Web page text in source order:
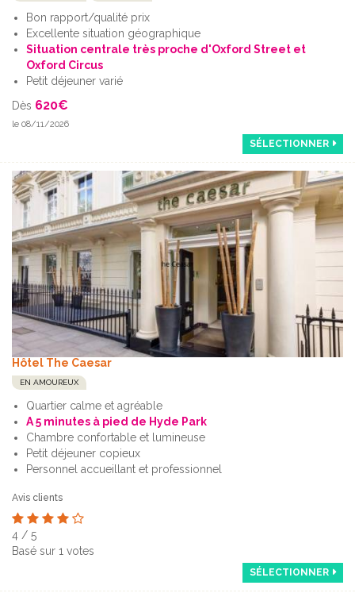
Bon rapport/qualité prix
Excellente situation géographique
Situation centrale très proche d'Oxford Street et
Oxford Circus
Petit déjeuner varié
Dès 620€
le 08/11/2026
SÉLECTIONNER
Hôtel The Caesar
EN AMOUREUX
Quartier calme et agréable
A 5 minutes à pied de Hyde Park
Chambre confortable et lumineuse
Petit déjeuner copieux
Personnel accueillant et professionnel
Avis clients
4 / 5
Basé sur 1 votes
SÉLECTIONNER